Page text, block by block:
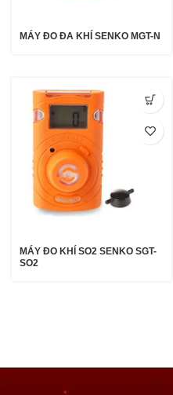
MÁY ĐO ĐA KHÍ SENKO MGT-N
MÁY ĐO KHÍ SO2 SENKO SGT-
SO2